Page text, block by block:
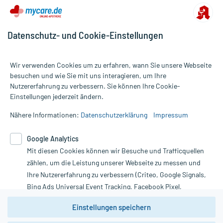
Alle Preise gelten inkl. MwSt., ggf. zzgl. Versandkosten
Informationen auf dieser Website werden ausschließlich für
die Untersuchung und Behandlung durch einen Arzt. Bitte
Therapien eingeleitet werden können. | Diese Webseite benutzt
Google Analytics. Lesen Sie bitte dazu die wichtigen Hinweise in
unserer Datenschutzerklärung. Für den Widerruf einer Bestellung
nutzen Sie das Formular:
Vertrag widerrufen
Datenschutz- und Cookie-Einstellungen
Wir verwenden Cookies um zu erfahren, wann Sie unsere Webseite
besuchen und wie Sie mit uns interagieren, um Ihre
Nutzererfahrung zu verbessern. Sie können Ihre Cookie-
Einstellungen jederzeit ändern.
Nähere Informationen: Datenschutzerklärung Impressum
Google Analytics
Mit diesen Cookies können wir Besuche und Trafficquellen
zählen, um die Leistung unserer Webseite zu messen und
Ihre Nutzererfahrung zu verbessern (Criteo, Google Signals,
Bing Ads Universal Event Tracking, Facebook Pixel,
Youtube-Social Plugin).
Wir weisen darauf hin, dass die
Einstellungen speichern